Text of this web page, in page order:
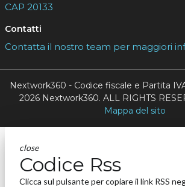
CAP 20133
Contatti
Contatta il nostro team per maggiori
Nextwork360 - Codice fiscale e Partita
2026 Nextwork360. ALL RIGHTS
Mappa del sito
close
Codice Rss
Clicca sul pulsante per copiare il link RSS